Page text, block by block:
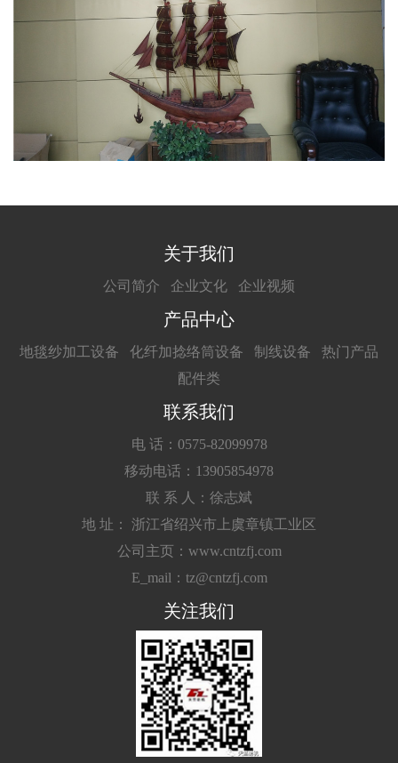
关于我们
公司简介 企业文化 企业视频
产品中心
地毯纱加工设备 化纤加捻络筒设备 制线设备
热门产品
配件类
联系我们
电 话：0575-82099978
移动电话：13905854978
联 系 人：徐志斌
地 址： 浙江省绍兴市上虞章镇工业区
公司主页：www.cntzfj.com
E_mail：tz@cntzfj.com
关注我们